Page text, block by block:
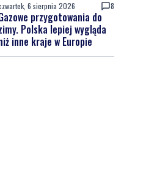
6 sierpnia 2026 8
przygotowania do
Polska lepiej wygląda
inne kraje w Europie